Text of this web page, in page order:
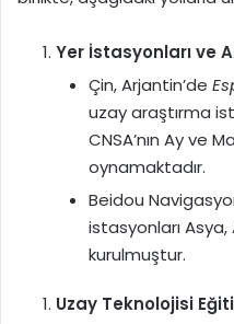
Yer İstasyonları ve
Çin, Arjantin’de
uzay araştırma
CNSA’nın Ay ve
oynamaktadır.
Beidou
istasyonları
kurulmuştur.
Uzay Teknolojisi